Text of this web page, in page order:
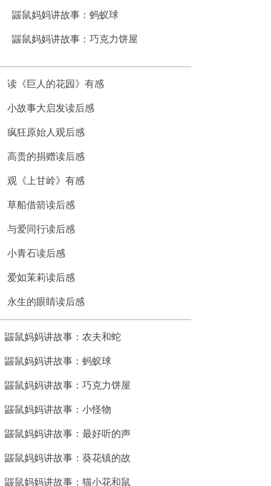
鼹鼠妈妈讲故事：蚂蚁球
鼹鼠妈妈讲故事：巧克力饼屋
读《巨人的花园》有感
小故事大启发读后感
疯狂原始人观后感
高贵的捐赠读后感
观《上甘岭》有感
草船借箭读后感
与爱同行读后感
小青石读后感
爱如茉莉读后感
永生的眼睛读后感
鼹鼠妈妈讲故事：农夫和蛇
鼹鼠妈妈讲故事：蚂蚁球
鼹鼠妈妈讲故事：巧克力饼屋
鼹鼠妈妈讲故事：小怪物
鼹鼠妈妈讲故事：最好听的声
鼹鼠妈妈讲故事：葵花镇的故
鼹鼠妈妈讲故事：猫小花和鼠